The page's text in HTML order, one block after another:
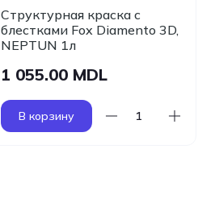
Структурная краска с
блестками Fox Diamento 3D,
NEPTUN 1л
1 055.00 MDL
В корзину